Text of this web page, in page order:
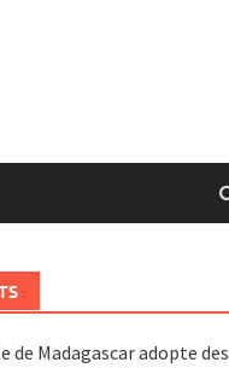
de Madagascar adopte des